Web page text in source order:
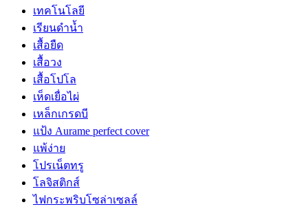
เทคโนโลยี
เรียนดำน้ำ
เสื้อยืด
เสื้อวง
เสื้อโปโล
เห็ดเยื่อไผ่
เหล็กเกรดบี
แป้ง Aurame perfect cover
แพ้ง่าย
โปรเน็ตทรู
โลจิสติกส์
ไฟกระพริบโซล่าเซลล์